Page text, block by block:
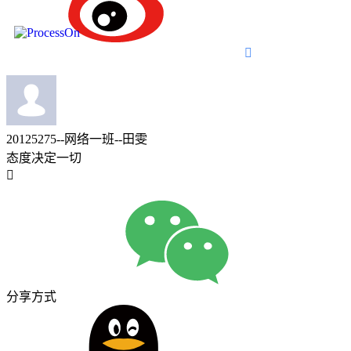

20125275--网络一班--田雯
态度决定一切

分享方式